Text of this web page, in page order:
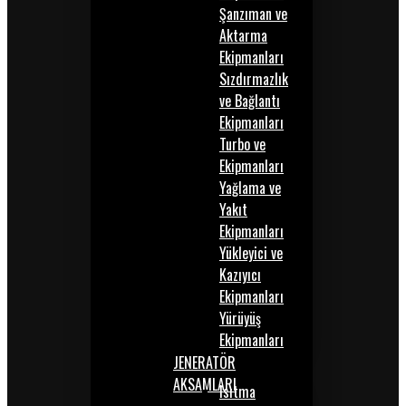
Şanzıman ve
Aktarma
Ekipmanları
Sızdırmazlık
ve Bağlantı
Ekipmanları
Turbo ve
Ekipmanları
Yağlama ve
Yakıt
Ekipmanları
Yükleyici ve
Kazıyıcı
Ekipmanları
Yürüyüş
Ekipmanları
JENERATÖR
AKSAMLARIIsıtma